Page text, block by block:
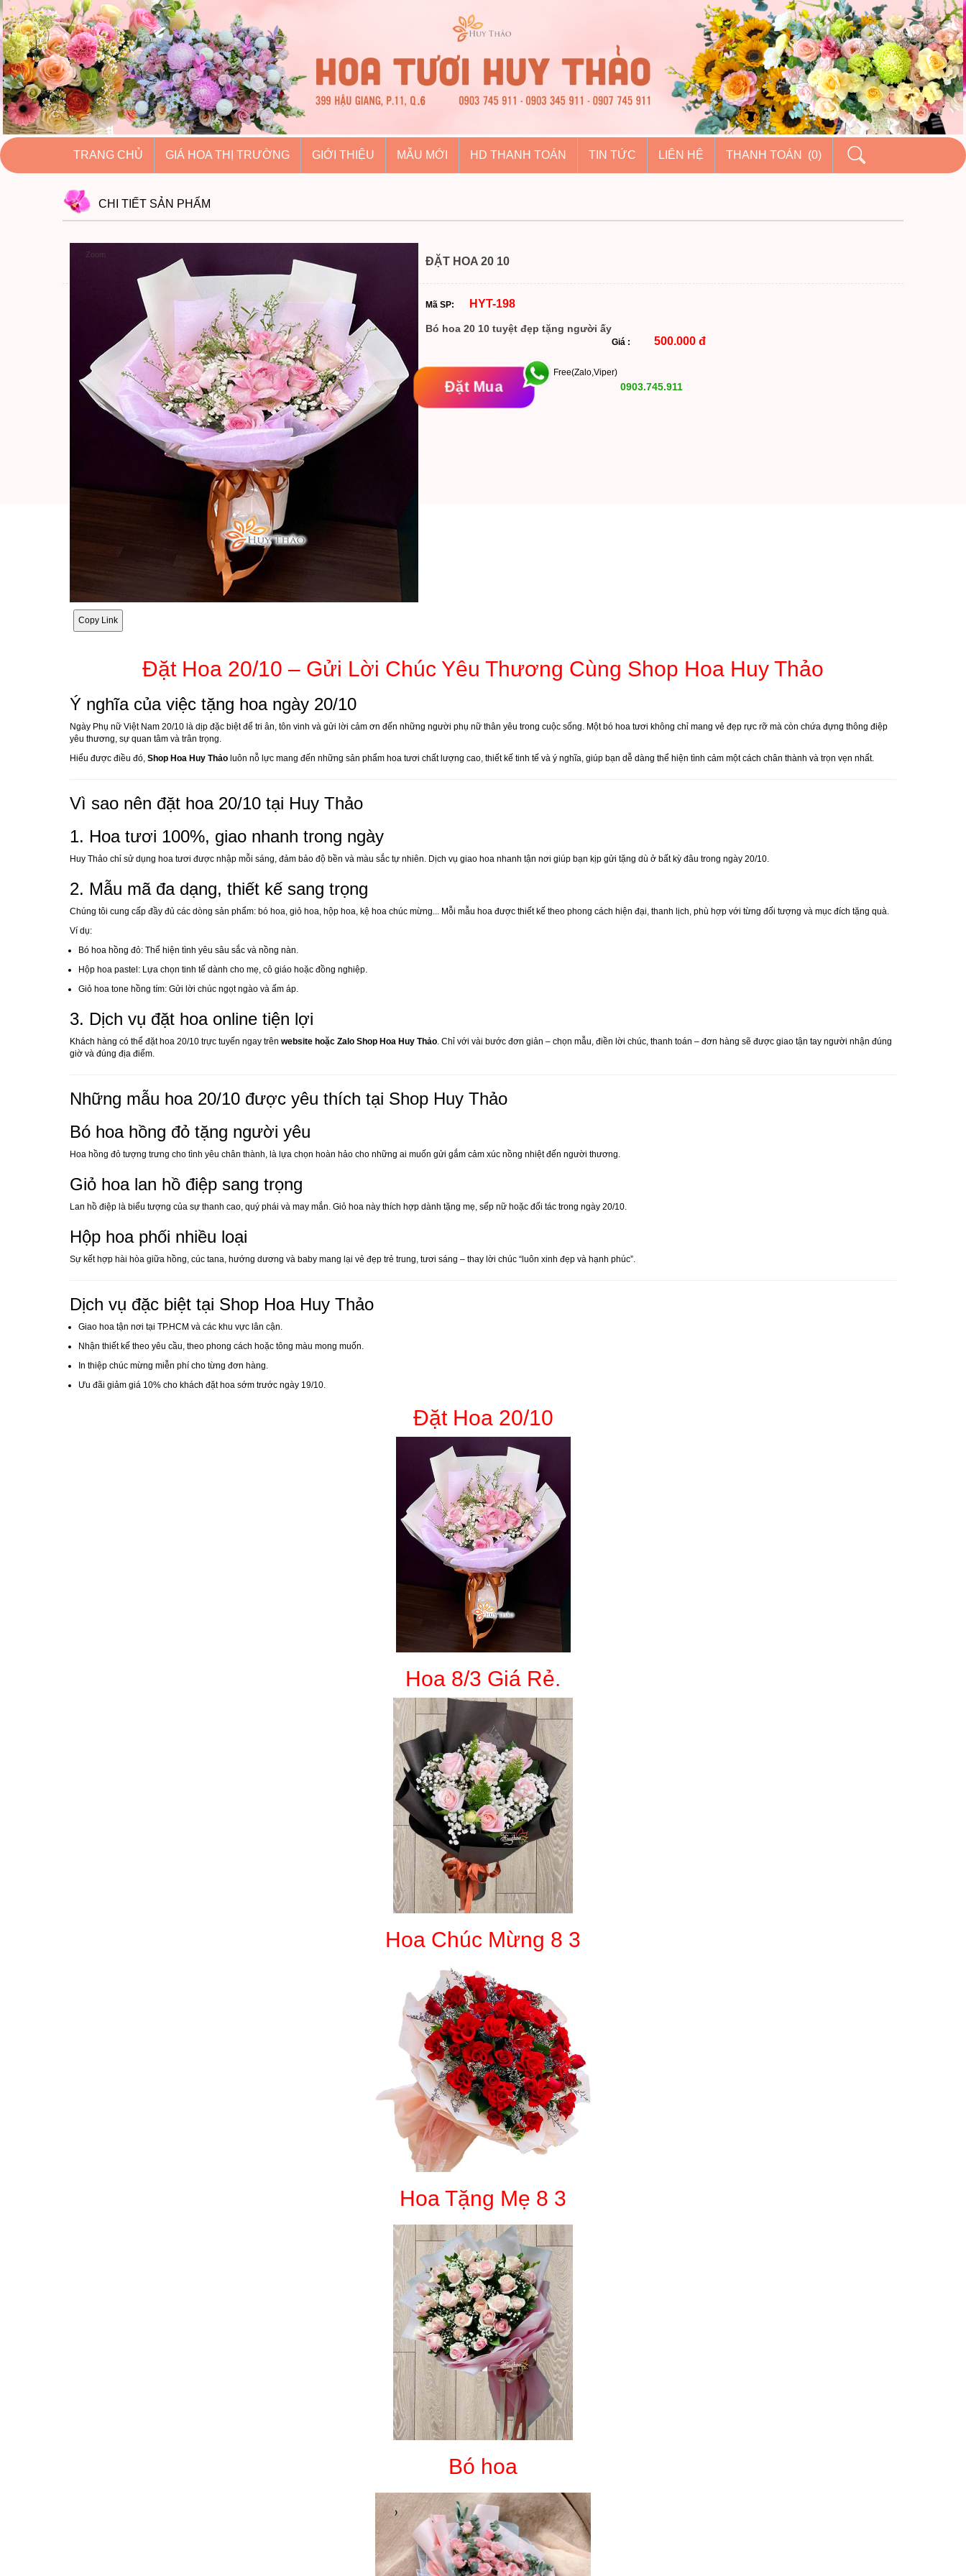
hoatuoihuythao.com
hoatuoihuythao.com
//hoatuoihuythao.com/
TRANG CHỦ GIÁ HOA THỊ TRƯỜNG GIỚI THIỆU MẪU MỚI HD THANH TOÁN TIN TỨC LIÊN HỆ THANH TOÁN (0)
CHI TIẾT SẢN PHẨM
Zoom
Copy Link
ĐẶT HOA 20 10
Mã SP: HYT-198
Bó hoa 20 10 tuyệt đẹp tặng người ấy
Giá : 500.000 đ
Đặt Mua
Free(Zalo,Viper)
0903.745.911
Đặt Hoa 20/10 – Gửi Lời Chúc Yêu Thương Cùng Shop Hoa Huy Thảo
Ý nghĩa của việc tặng hoa ngày 20/10
Ngày Phụ nữ Việt Nam 20/10 là dịp đặc biệt để tri ân, tôn vinh và gửi lời cảm ơn đến những người phụ nữ thân yêu trong cuộc sống. Một bó hoa tươi không chỉ mang vẻ đẹp rực rỡ mà còn chứa đựng thông điệp
yêu thương, sự quan tâm và trân trọng.
Hiểu được điều đó, Shop Hoa Huy Thảo luôn nỗ lực mang đến những sản phẩm hoa tươi chất lượng cao, thiết kế tinh tế và ý nghĩa, giúp bạn dễ dàng thể hiện tình cảm một cách chân thành và trọn vẹn nhất.
Vì sao nên đặt hoa 20/10 tại Huy Thảo
1. Hoa tươi 100%, giao nhanh trong ngày
Huy Thảo chỉ sử dụng hoa tươi được nhập mỗi sáng, đảm bảo độ bền và màu sắc tự nhiên. Dịch vụ giao hoa nhanh tận nơi giúp bạn kịp gửi tặng dù ở bất kỳ đâu trong ngày 20/10.
2. Mẫu mã đa dạng, thiết kế sang trọng
Chúng tôi cung cấp đầy đủ các dòng sản phẩm: bó hoa, giỏ hoa, hộp hoa, kệ hoa chúc mừng... Mỗi mẫu hoa được thiết kế theo phong cách hiện đại, thanh lịch, phù hợp với từng đối tượng và mục đích tặng quà.
Ví dụ:
Bó hoa hồng đỏ: Thể hiện tình yêu sâu sắc và nồng nàn.
Hộp hoa pastel: Lựa chọn tinh tế dành cho mẹ, cô giáo hoặc đồng nghiệp.
Giỏ hoa tone hồng tím: Gửi lời chúc ngọt ngào và ấm áp.
3. Dịch vụ đặt hoa online tiện lợi
Khách hàng có thể đặt hoa 20/10 trực tuyến ngay trên website hoặc Zalo Shop Hoa Huy Thảo. Chỉ với vài bước đơn giản – chọn mẫu, điền lời chúc, thanh toán – đơn hàng sẽ được giao tận tay người nhận đúng
giờ và đúng địa điểm.
Những mẫu hoa 20/10 được yêu thích tại Shop Huy Thảo
Bó hoa hồng đỏ tặng người yêu
Hoa hồng đỏ tượng trưng cho tình yêu chân thành, là lựa chọn hoàn hảo cho những ai muốn gửi gắm cảm xúc nồng nhiệt đến người thương.
Giỏ hoa lan hồ điệp sang trọng
Lan hồ điệp là biểu tượng của sự thanh cao, quý phái và may mắn. Giỏ hoa này thích hợp dành tặng mẹ, sếp nữ hoặc đối tác trong ngày 20/10.
Hộp hoa phối nhiều loại
Sự kết hợp hài hòa giữa hồng, cúc tana, hướng dương và baby mang lại vẻ đẹp trẻ trung, tươi sáng – thay lời chúc “luôn xinh đẹp và hạnh phúc”.
Dịch vụ đặc biệt tại Shop Hoa Huy Thảo
Giao hoa tận nơi tại TP.HCM và các khu vực lân cận.
Nhận thiết kế theo yêu cầu, theo phong cách hoặc tông màu mong muốn.
In thiệp chúc mừng miễn phí cho từng đơn hàng.
Ưu đãi giảm giá 10% cho khách đặt hoa sớm trước ngày 19/10.
Đặt Hoa 20/10
Hoa 8/3 Giá Rẻ.
Hoa Chúc Mừng 8 3
Hoa Tặng Mẹ 8 3
Bó hoa